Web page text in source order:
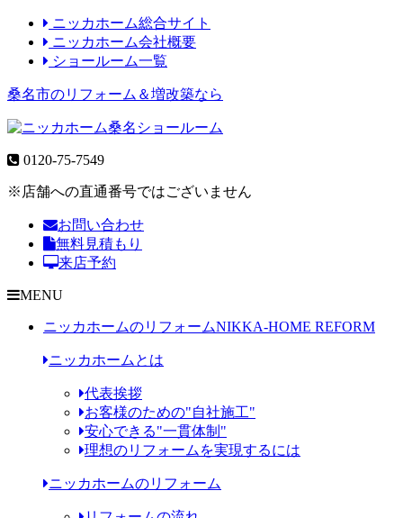
ニッカホーム総合サイト
ニッカホーム会社概要
ショールーム一覧
桑名市のリフォーム＆増改築なら
0120-75-7549
※店舗への直通番号ではございません
お問い合わせ
無料見積もり
来店予約
MENU
ニッカホームのリフォームNIKKA-HOME REFORM
ニッカホームとは
代表挨拶
お客様のための"自社施工"
安心できる"一貫体制"
理想のリフォームを実現するには
ニッカホームのリフォーム